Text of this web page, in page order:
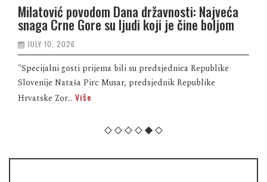
Milatović povodom Dana državnosti: Najveća
snaga Crne Gore su ljudi koji je čine boljom
JULY 10, 2026
"Specijalni gosti prijema bili su predsjednica Republike
Slovenije Nataša Pirc Musar, predsjednik Republike
Hrvatske Zor... Više